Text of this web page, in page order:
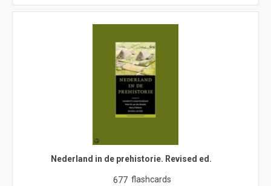
Nederland in de prehistorie. Revised ed.
677 flashcards